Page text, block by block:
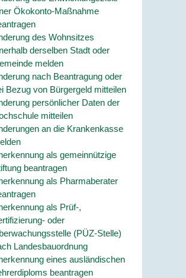
Ökokonto-Maßnahme
des Wohnsitzes
derselben Stadt oder
melden
nach Beantragung oder
Bezug von Bürgergeld mitteilen
persönlicher Daten der
mitteilen
an die Krankenkasse
als gemeinnützige
beantragen
als Pharmaberater
als Prüf-,
oder
(PÜZ-Stelle)
Landesbauordnung
eines ausländischen
beantragen